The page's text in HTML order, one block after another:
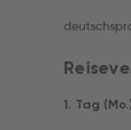
1. Tag